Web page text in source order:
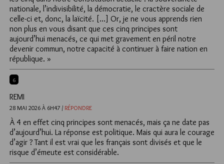
nationale, l’indivisibilité, la démocratie, le cractère sociale de
celle-ci et, donc, la laïcité. […] Or, je ne vous apprends rien
non plus en vous disant que ces cinq principes sont
aujourd’hui menacés, ce qui met gravement en péril notre
devenir commun, notre capacité à continuer à faire nation en
république. »
6
REMI
28 MAI 2026 À 6H47 / RÉPONDRE
À 4 en effet cinq principes sont menacés, mais ça ne date pas
d’aujourd’hui. La réponse est politique. Mais qui aura le courage
d’agir ? Tant il est vrai que les français sont divisés et que le
risque d’émeute est considérable.